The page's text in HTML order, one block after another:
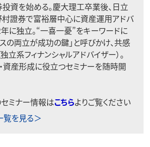
資を始める。慶大理工卒業後、日立
村證券で富裕層中心に資産運用アドバ
年に独立。“一喜一憂”をキーワードに
の両立が成功の鍵」と呼びかけ、共感
立系フィナンシャルアドバイザー）。
資産形成に役立つセミナーを随時開
ミナー情報はこちらよりご覧ください
を見る＞